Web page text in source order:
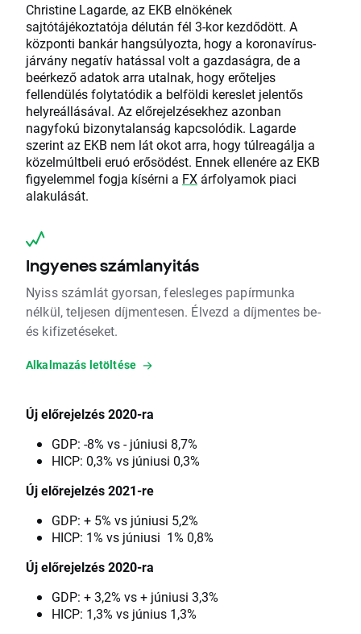
Christine Lagarde, az EKB elnökének
sajtótájékoztatója délután fél 3-kor kezdődött. A
központi bankár hangsúlyozta, hogy a koronavírus-
járvány negatív hatással volt a gazdaságra, de a
beérkező adatok arra utalnak, hogy erőteljes
fellendülés folytatódik a belföldi kereslet jelentős
helyreállásával. Az előrejelzésekhez azonban
nagyfokú bizonytalanság kapcsolódik. Lagarde
szerint az EKB nem lát okot arra, hogy túlreagálja a
közelmúltbeli eruó erősödést. Ennek ellenére az EKB
figyelemmel fogja kísérni a FX árfolyamok piaci
alakulását.
Ingyenes számlanyitás
Nyiss számlát gyorsan, felesleges papírmunka
nélkül, teljesen díjmentesen. Élvezd a díjmentes be-
és kifizetéseket.
Alkalmazás letöltése
Új előrejelzés 2020-ra
GDP: -8% vs - júniusi 8,7%
HICP: 0,3% vs júniusi 0,3%
Új előrejelzés 2021-re
GDP: + 5% vs júniusi 5,2%
HICP: 1% vs júniusi 1% 0,8%
Új előrejelzés 2020-ra
GDP: + 3,2% vs + júniusi 3,3%
HICP: 1,3% vs június 1,3%